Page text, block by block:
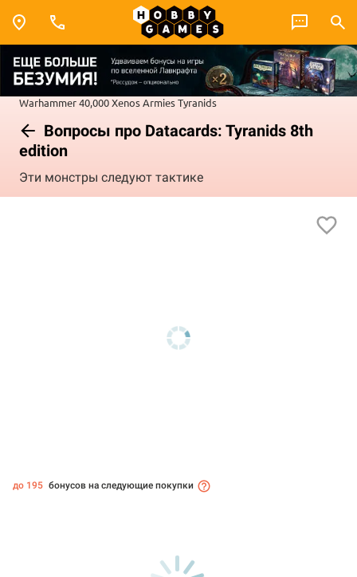
Warhammer 40,000Xenos ArmiesTyranids
Вопросы про Datacards: Tyranids 8th
edition
Эти монстры следуют тактике
до 195 бонусов на следующие покупки